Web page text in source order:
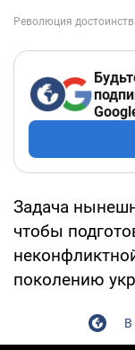
Задача
чтобы
поколению